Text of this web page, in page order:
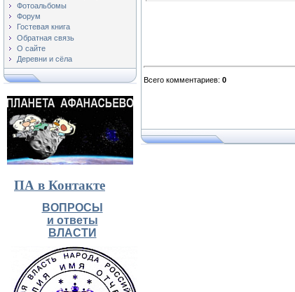
Фотоальбомы
Форум
Гостевая книга
Обратная связь
О сайте
Деревни и сёла
ПА в Контакте
ВОПРОСЫ
и ответы
ВЛАСТИ
Всего комментариев: 0